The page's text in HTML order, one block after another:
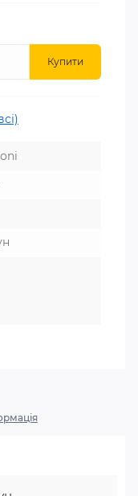
Купити